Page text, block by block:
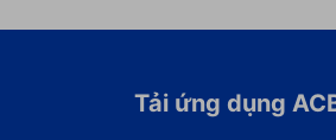
Tải ứng dụng